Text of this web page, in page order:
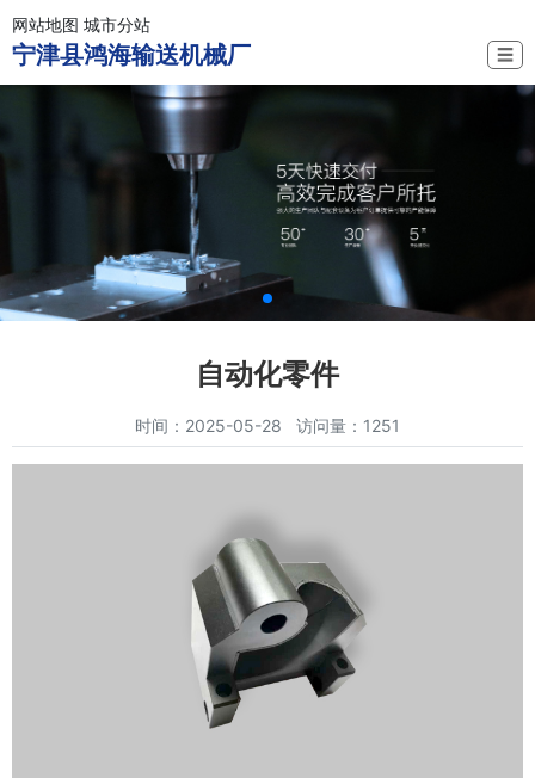
网站地图 城市分站
宁津县鸿海输送机械厂 ☰
自动化零件
时间：2025-05-28 访问量：1251